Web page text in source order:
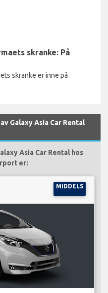
skranke: På
skranke er inne på
Galaxy Asia Car Rental
Asia Car Rental hos
er:
MIDDELS